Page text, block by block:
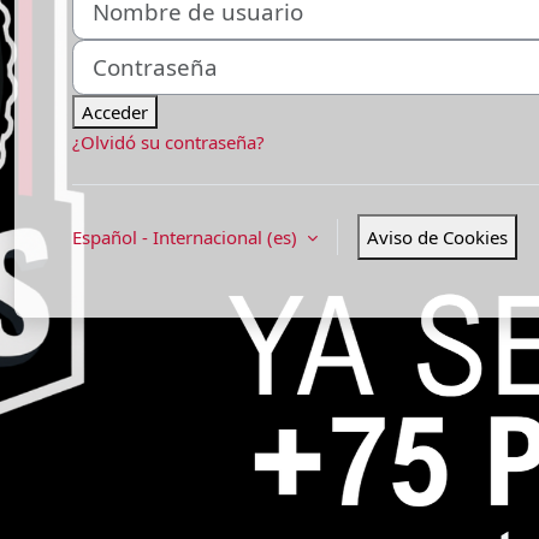
Contraseña
Acceder
¿Olvidó su contraseña?
Español - Internacional ‎(es)‎ Aviso de Cookies